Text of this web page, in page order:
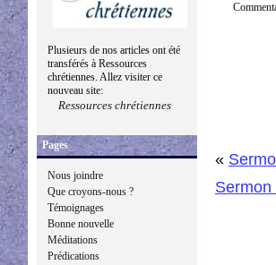
Plusieurs de nos articles ont été
transférés à Ressources
chrétiennes. Allez visiter ce
nouveau site:
Ressources chrétiennes
Pages
Nous joindre
Que croyons-nous ?
Témoignages
Bonne nouvelle
Méditations
Prédications
«